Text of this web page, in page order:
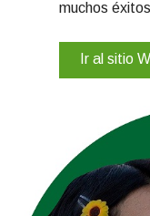
muchos
Ir al sitio